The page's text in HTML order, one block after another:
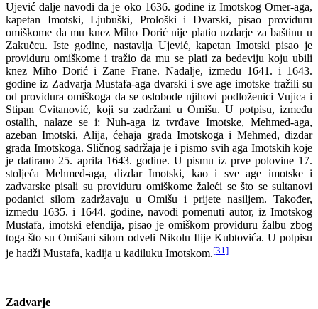
Ujević dalje navodi da je oko 1636. godine iz Imotskog Omer-aga,
kapetan Imotski, Ljubuški, Prološki i Dvarski, pisao providuru
omiškome da mu knez Miho Dorić nije platio uzdarje za baštinu u
Zakučcu. Iste godine, nastavlja Ujević, kapetan Imotski pisao je
providuru omiškome i tražio da mu se plati za bedeviju koju ubili
knez Miho Dorić i Zane Frane. Nadalje, između 1641. i 1643.
godine iz Zadvarja Mustafa-aga dvarski i sve age imotske tražili su
od providura omiškoga da se oslobode njihovi podloženici Vujica i
Stipan Cvitanović, koji su zadržani u Omišu. U potpisu, između
ostalih, nalaze se i: Nuh-aga iz tvrđave Imotske, Mehmed-aga,
azeban Imotski, Alija, ćehaja grada Imotskoga i Mehmed, dizdar
grada Imotskoga. Sličnog sadržaja je i pismo svih aga Imotskih koje
je datirano 25. aprila 1643. godine. U pismu iz prve polovine 17.
stoljeća Mehmed-aga, dizdar Imotski, kao i sve age imotske i
zadvarske pisali su providuru omiškome žaleći se što se sultanovi
podanici silom zadržavaju u Omišu i prijete nasiljem. Također,
između 1635. i 1644. godine, navodi pomenuti autor, iz Imotskog
Mustafa, imotski efendija, pisao je omiškom providuru žalbu zbog
toga što su Omišani silom odveli Nikolu Ilije Kubtovića. U potpisu
je hadži Mustafa, kadija u kadiluku Imotskom.[31]
Zadvarje